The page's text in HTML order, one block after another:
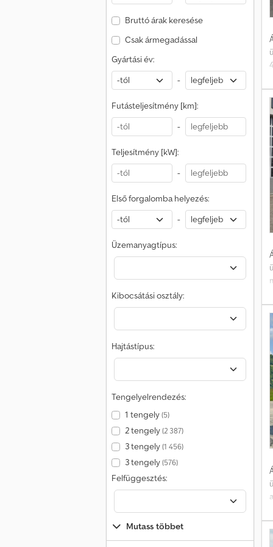
Bruttó árak keresése
Csak ármegadással
Gyártási év:
-
Futásteljesítmény [km]:
-
Teljesítmény [kW]:
-
Első forgalomba helyezés:
-
Üzemanyagtípus:
Kibocsátási osztály:
Hajtástípus:
Tengelyelrendezés:
1 tengely(5)
2 tengely(2 387)
3 tengely(1 456)
3 tengely(576)
Felfüggesztés:
Mutass többet